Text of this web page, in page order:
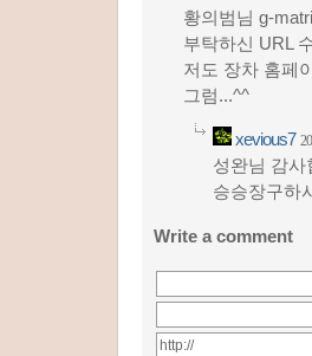
황의범님 g-
부탁하신 URL
저도 장차 홈페
그럼...^^
xevious7
성완님 감
승승장구하
Write a comment